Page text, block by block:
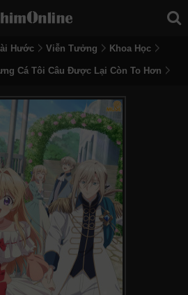
Hước Viễn Tưởng Khoa Học
Cá Tôi Câu Được Lại Còn To Hơn